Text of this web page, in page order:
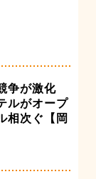
争が激化
ルがオープ
相次ぐ【岡